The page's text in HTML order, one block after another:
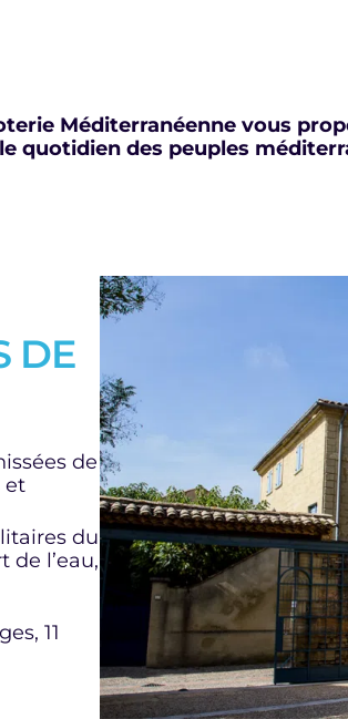
Méditerranéenne vous
quotidien des peuples
DE
de
et
du
de l’eau,
11